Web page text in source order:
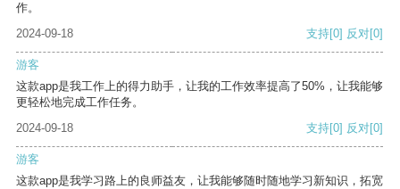
作。
2024-09-18
支持[0] 反对[0]
游客
这款app是我工作上的得力助手，让我的工作效率提高了50%，让我能够
更轻松地完成工作任务。
2024-09-18
支持[0] 反对[0]
游客
这款app是我学习路上的良师益友，让我能够随时随地学习新知识，拓宽